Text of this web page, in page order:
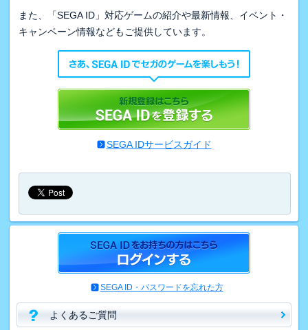
また、「SEGA ID」対応ゲームの紹介や最新情報、イベント・
キャンペーン情報などもご提供しています。
SEGA IDサービスガイド
SEGA ID・パスワードを忘れた方
よくあるご質問